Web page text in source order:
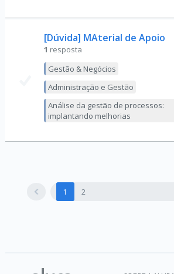
[Dúvida] MAterial de Apoio
1 resposta
Gestão & Negócios
Administração e Gestão
Análise da gestão de processos:
implantando melhorias
1 2